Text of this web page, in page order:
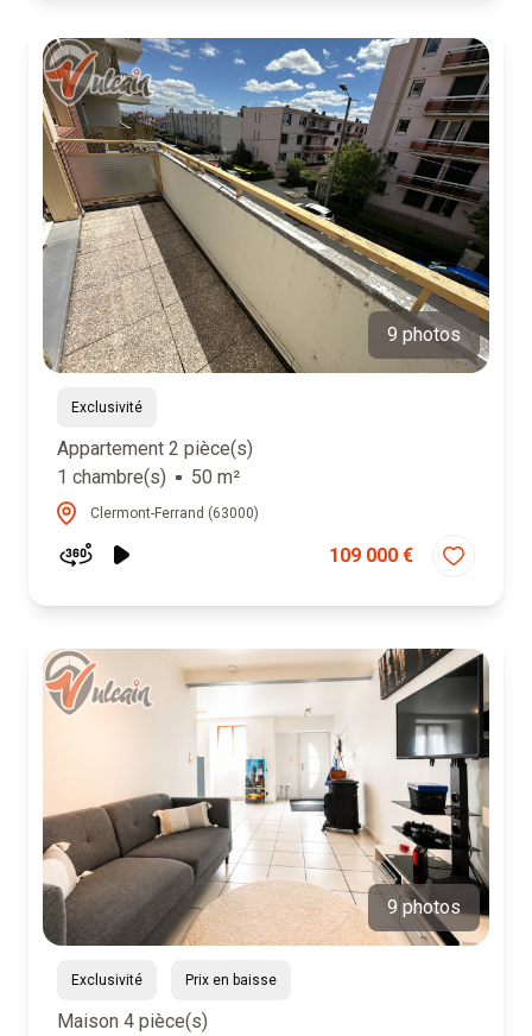
9 photos
Exclusivité
Appartement 2 pièce(s)
1 chambre(s)
50 m²
Clermont-Ferrand (63000)
109 000 €
9 photos
Exclusivité Prix en baisse
Maison 4 pièce(s)